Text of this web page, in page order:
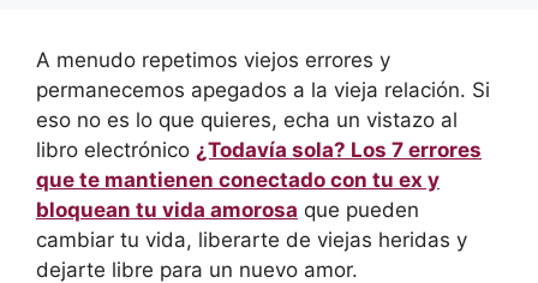
A menudo repetimos viejos errores y
permanecemos apegados a la vieja relación. Si
eso no es lo que quieres, echa un vistazo al
libro electrónico ¿Todavía sola? Los 7 errores
que te mantienen conectado con tu ex y
bloquean tu vida amorosa que pueden
cambiar tu vida, liberarte de viejas heridas y
dejarte libre para un nuevo amor.